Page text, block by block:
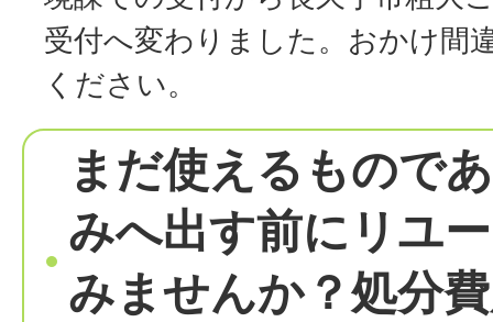
受付へ変わりました。おかけ間
ください。
まだ使えるもので
みへ出す前にリユ
みませんか？処分